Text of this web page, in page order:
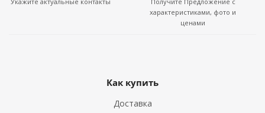
характеристиками, фото и
ценами
Как купить
Доставка